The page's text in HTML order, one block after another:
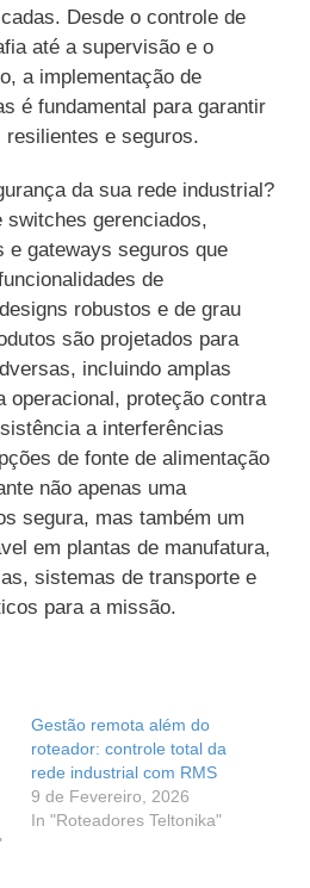
Desde o controle de
até a supervisão e o
a implementação de
é fundamental para garantir
e seguros.
da sua rede industrial?
switches gerenciados,
e gateways seguros que
de
robustos e de grau
são projetados para
incluindo amplas
operacional, proteção contra
a interferências
de fonte de alimentação
não apenas uma
segura, mas também um
em plantas de manufatura,
sistemas de transporte e
para a missão.
Gestão remota além do
roteador: controle total da
rede industrial com RMS
9 de Fevereiro, 2026
In "Roteadores Teltonika"